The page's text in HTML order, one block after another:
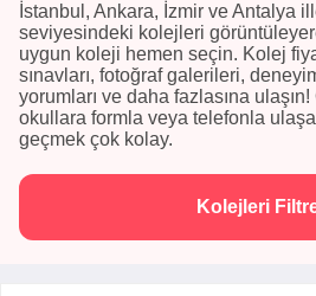
İstanbul, Ankara, İzmir ve Antalya
seviyesindeki kolejleri
uygun koleji hemen seçin. Kolej
sınavları, fotoğraf galerileri,
yorumları ve daha fazlasına
okullara formla veya telefonla
geçmek çok kolay.
Kolejleri